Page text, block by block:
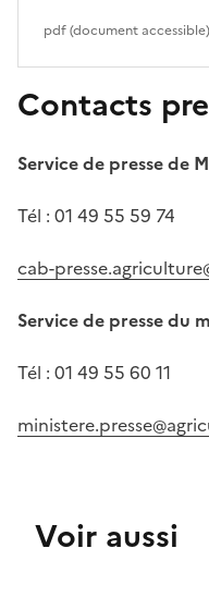
pdf (document
Contacts
Service de presse de
Tél : 01 49 55 59 74
cab-
Service de presse du
Tél : 01 49 55 60 11
Voir aussi